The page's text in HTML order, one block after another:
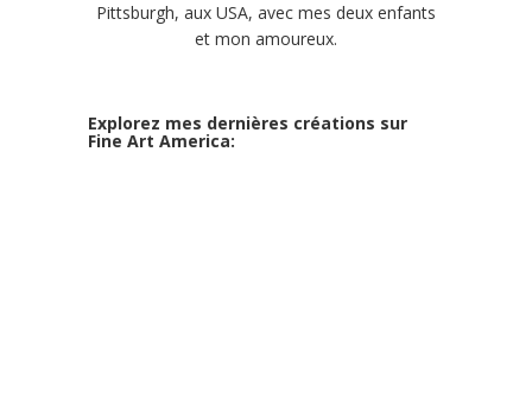
Pittsburgh, aux USA, avec mes deux enfants
et mon amoureux.
Explorez mes dernières créations sur
Fine Art America: